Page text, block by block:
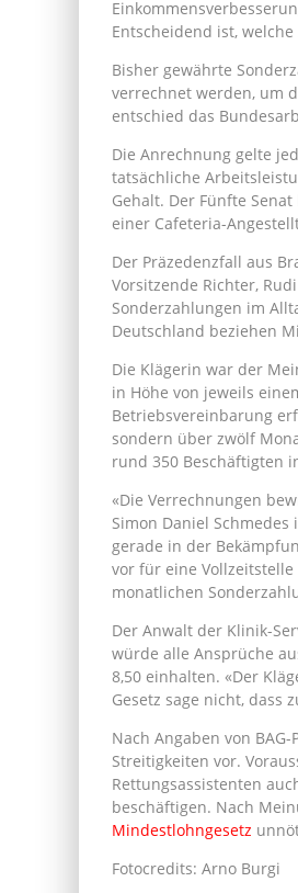
Entscheidend ist,
Bisher gewährte
verrechnet werden, um
entschied das
Die Anrechnung gelte
tatsächliche
Gehalt. Der Fünfte
einer Cafeteria-
Der Präzedenzfall aus
Vorsitzende Richter,
Sonderzahlungen im
Deutschland beziehen
Die Klägerin war der
in Höhe von jeweils
Betriebsvereinbarung
sondern über zwölf
rund 350 Beschäftigten
«Die Verrechnungen
Simon Daniel
gerade in der
vor für eine
monatlichen
Der Anwalt der Klinik-
würde alle Ansprüche
8,50 einhalten. «Der
Gesetz sage nicht, dass
Nach Angaben von
Streitigkeiten vor.
Rettungsassistenten
beschäftigen. Nach
Mindestlohngesetz
Fotocredits: Arno Burgi